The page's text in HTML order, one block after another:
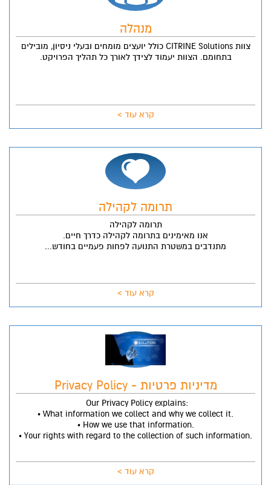
מנהלה
צוות CITRINE Solutions כולל יועצים מומחים ובעלי ניסיון, מובילים
בתחומם. הצוות יעמוד לצידך לאורך כל תהליך הפרויקט.
קרא עוד >
תרומה לקהילה
תרומה לקהילה
אנו מאימינים בתרומה לקהילה כדרך חיים.
מתנדבים במשטרת התנועה לפחות פעמיים בחודש...
קרא עוד >
מדיניות פרטיות - Privacy Policy
Our Privacy Policy explains:
• What information we collect and why we collect it.
• How we use that information.
• Your rights with regard to the collection of such information.
קרא עוד >